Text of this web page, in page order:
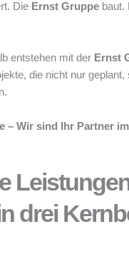
Die Ernst Gruppe baut.
entstehen mit der Ernst
die nicht nur
– Wir sind Ihr Partner
drei